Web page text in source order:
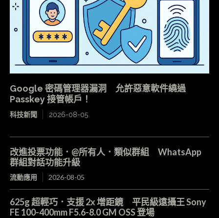
Google 密碼管理器漏洞 允許惡意軟件繞過
Passkey 接管帳戶！
科技新聞 2026-08-05
改進投票功能．@所有人．類似群組 WhatsApp
群組對話功能升級
流動應用 2026-08-05
625g 超輕巧．支援 2x 增距鏡 平民級遠攝王 Sony
FE 100-400mm F5.6-8.0 GM OSS 登場